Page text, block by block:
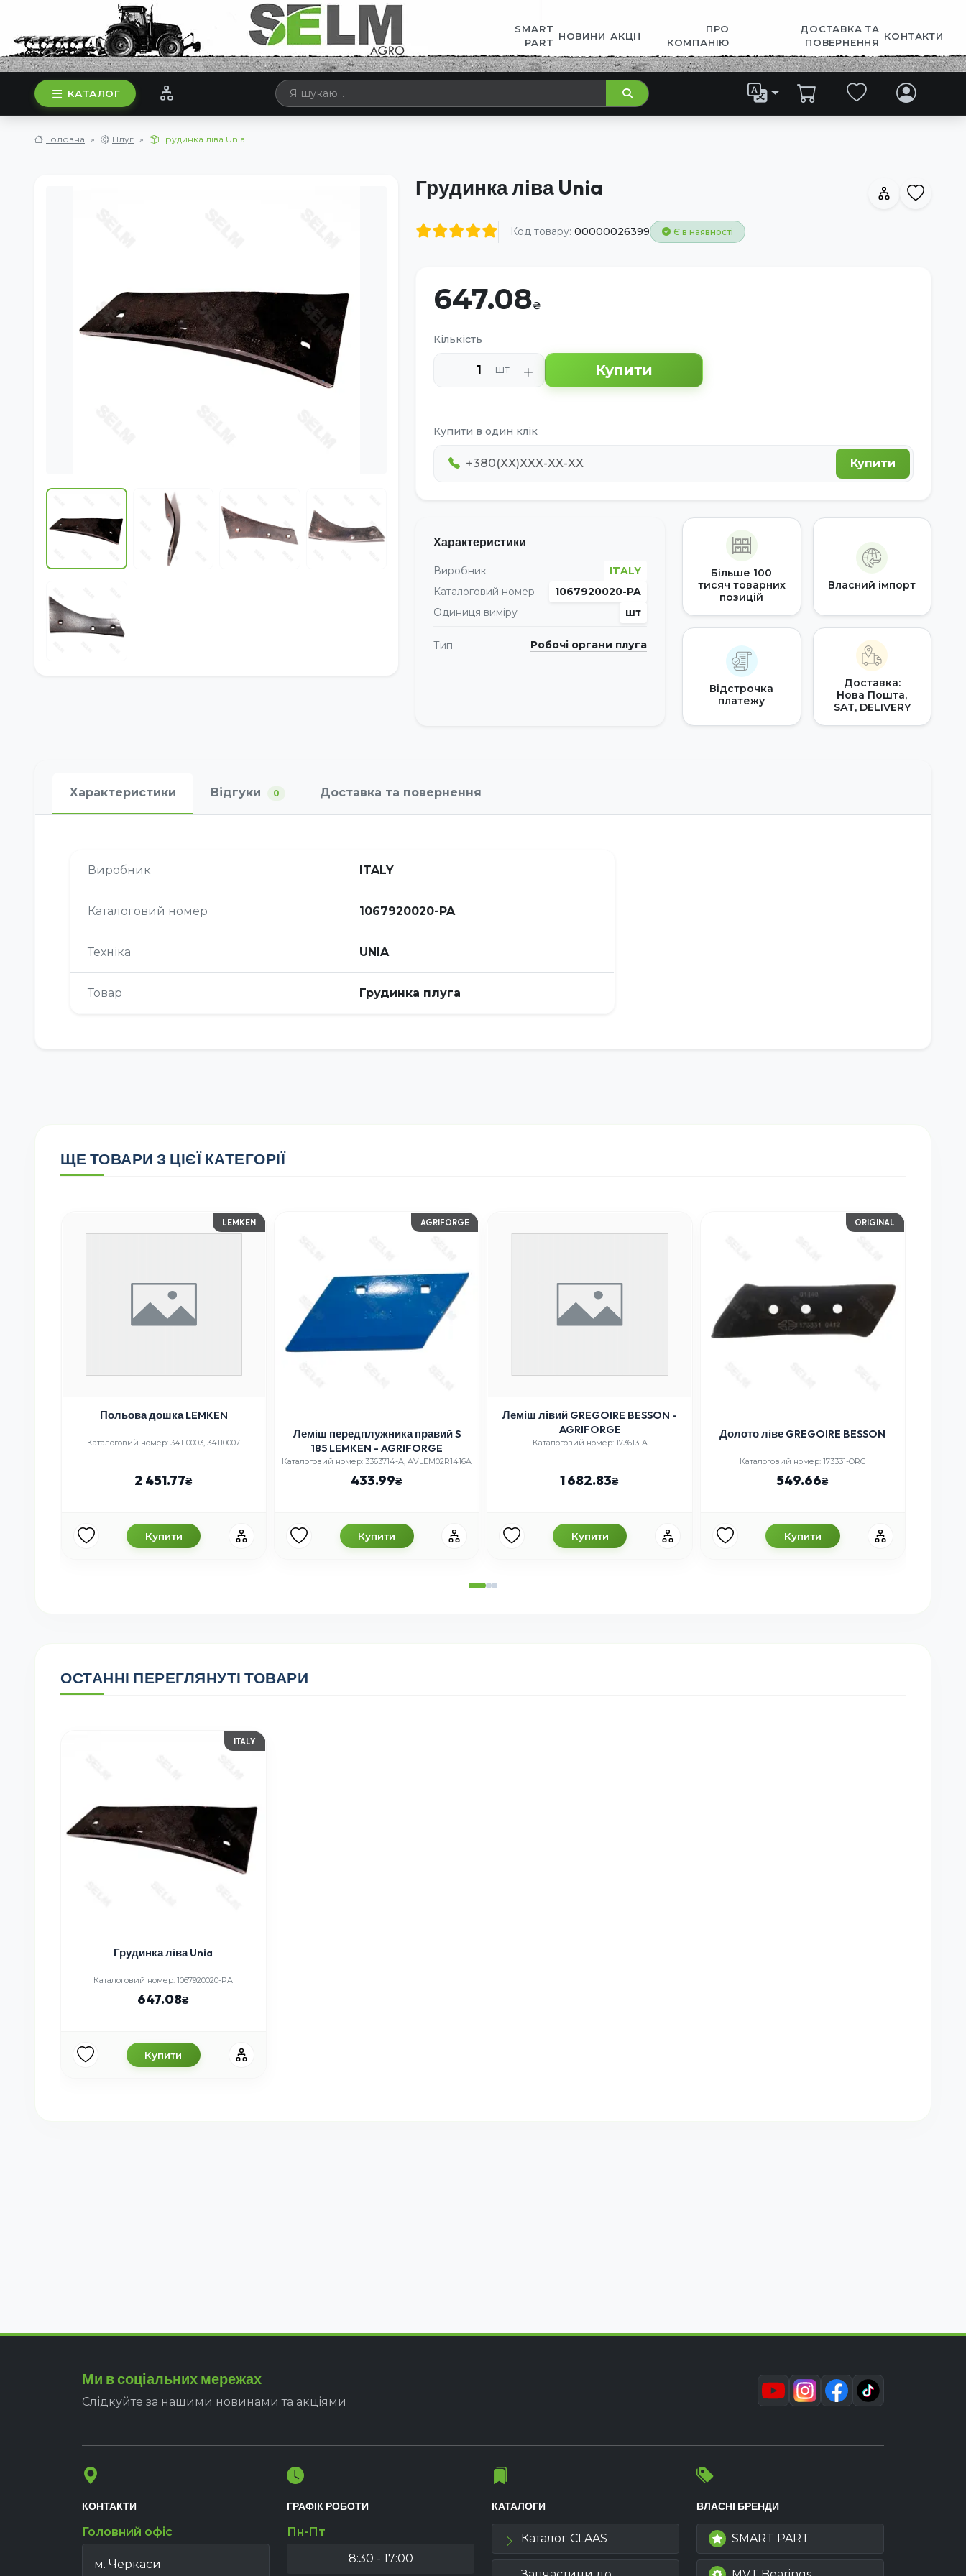
SMART
PART
НОВИНИ АКЦІЇ
ПРО
КОМПАНІЮ
ДОСТАВКА ТА
ПОВЕРНЕННЯ
КОНТАКТИ
КАТАЛОГ
Головна Плуг Грудинка ліва Unia
Грудинка ліва Unia
Код товару: 00000026399 Є в наявності
647.08
Кількість
шт Купити
Купити в один клік
Купити
Характеристики
Виробник
ITALY
Каталоговий номер
1067920020-PA
Одиниця виміру
шт
Тип Робочі органи плуга
Більше 100
тисяч товарних
позицій
Власний імпорт
Відстрочка
платежу
Доставка:
Нова Пошта,
SAT, DELIVERY
Характеристики Відгуки 0 Доставка та повернення
Виробник ITALY
Каталоговий номер 1067920020-PA
Техніка UNIA
Товар Грудинка плуга
ЩЕ ТОВАРИ З ЦІЄЇ КАТЕГОРІЇ
LEMKEN
Польова дошка LEMKEN
Каталоговий номер: 34110003, 34110007
2 451.77
Купити
AGRIFORGE
Леміш передплужника правий S
185 LEMKEN - AGRIFORGE
Каталоговий номер: 3363714-A, AVLEM02R1416A
433.99
Купити
Леміш лівий GREGOIRE BESSON -
AGRIFORGE
Каталоговий номер: 173613-A
1 682.83
Купити
ORIGINAL
Долото ліве GREGOIRE BESSON
Каталоговий номер: 173331-ORG
549.66
Купити
ОСТАННІ ПЕРЕГЛЯНУТІ ТОВАРИ
ITALY
Грудинка ліва Unia
Каталоговий номер: 1067920020-PA
647.08
Купити
Ми в соціальних мережах
Слідкуйте за нашими новинами та акціями
КОНТАКТИ
Головний офіс
м. Черкаси
ГРАФІК РОБОТИ
Пн-Пт
8:30 - 17:00
КАТАЛОГИ
Каталог CLAAS
ВЛАСНІ БРЕНДИ
SMART PART